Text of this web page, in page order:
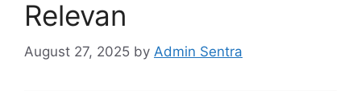
Relevan
August 27, 2025 by Admin Sentra